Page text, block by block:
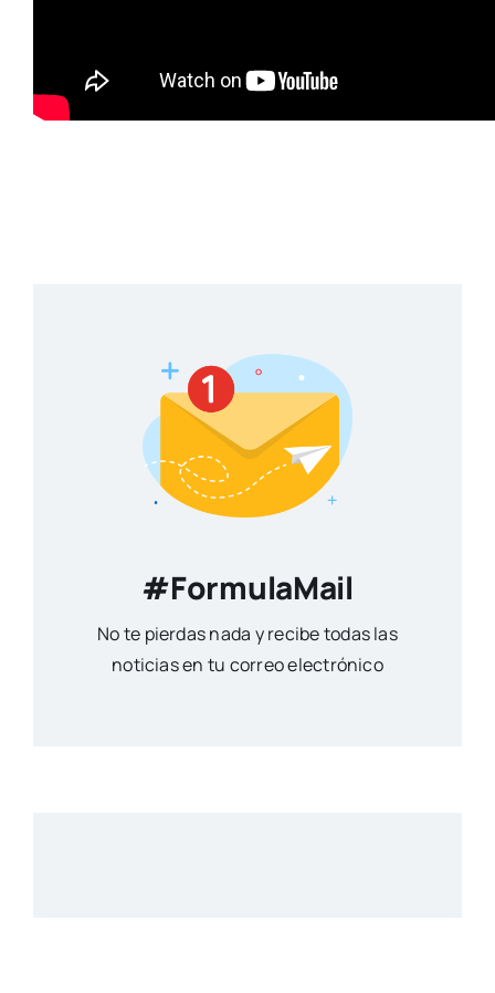
#FormulaMail
No te pierdas nada y recibe todas las
noticias en tu correo electrónico